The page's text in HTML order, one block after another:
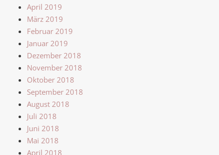
April 2019
März 2019
Februar 2019
Januar 2019
Dezember 2018
November 2018
Oktober 2018
September 2018
August 2018
Juli 2018
Juni 2018
Mai 2018
April 2018